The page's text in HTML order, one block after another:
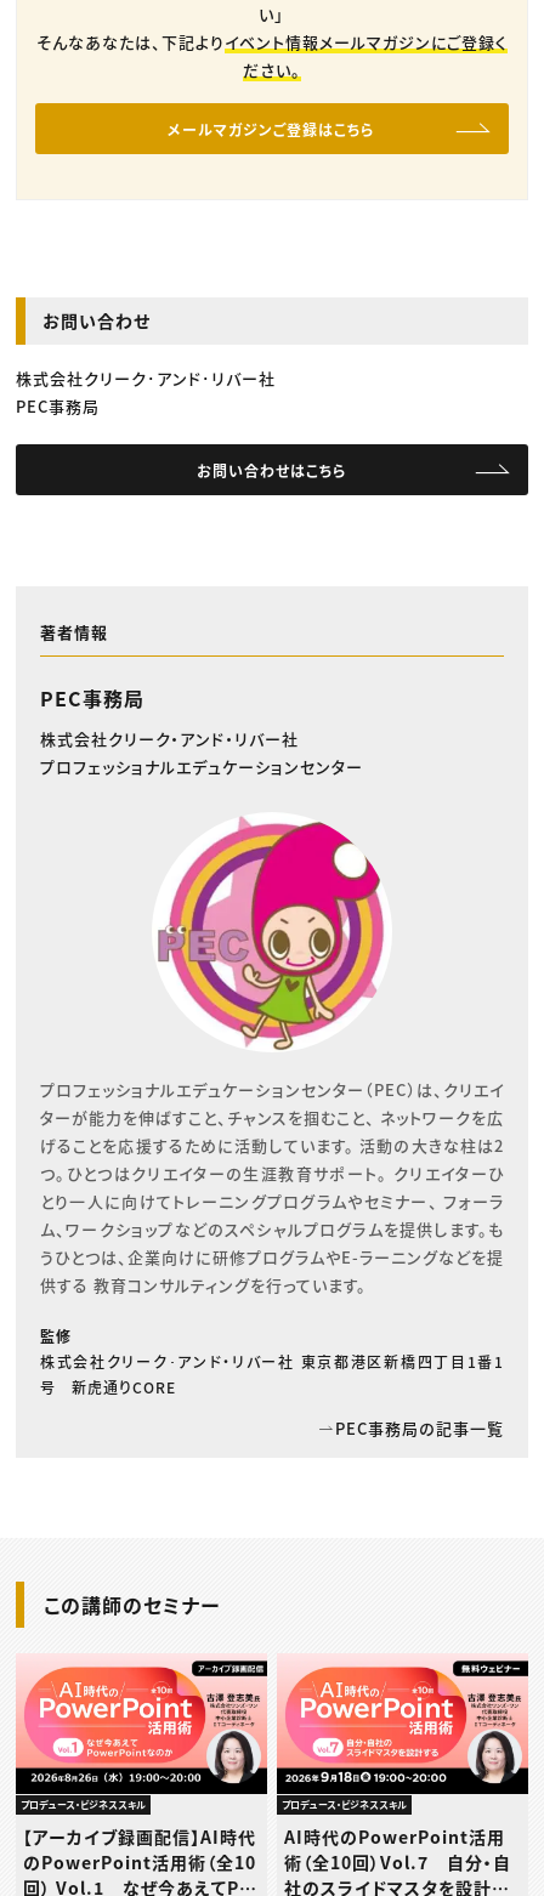
い」
そんなあなたは、下記よりイベント情報メールマガジンにご登録く
ださい。
メールマガジンご登録はこちら
お問い合わせ
株式会社クリーク･アンド･リバー社
PEC事務局
お問い合わせはこちら
著者情報
PEC事務局
株式会社クリーク・アンド・リバー社
プロフェッショナルエデュケーションセンター
プロフェッショナルエデュケーションセンター（PEC）は、クリエイ
ターが能力を伸ばすこと、チャンスを掴むこと、 ネットワークを広
げることを応援するために活動しています。 活動の大きな柱は2
つ。ひとつはクリエイターの生涯教育サポート。 クリエイターひ
とり一人に向けてトレーニングプログラムやセミナー、 フォーラ
ム、ワークショップなどのスペシャルプログラムを提供します。も
うひとつは、企業向けに研修プログラムやE-ラーニングなどを提
供する 教育コンサルティングを行っています。
監修
株式会社クリーク･アンド・リバー社 東京都港区新橋四丁目1番1
号 新虎通りCORE
PEC事務局の記事一覧
この講師のセミナー
プロデュース・ビジネススキル
【アーカイブ録画配信】AI時代
のPowerPoint活用術（全10
回） Vol.1 なぜ今あえてPo
プロデュース・ビジネススキル
AI時代のPowerPoint活用
術（全10回）Vol.7 自分・自
社のスライドマスタを設計す